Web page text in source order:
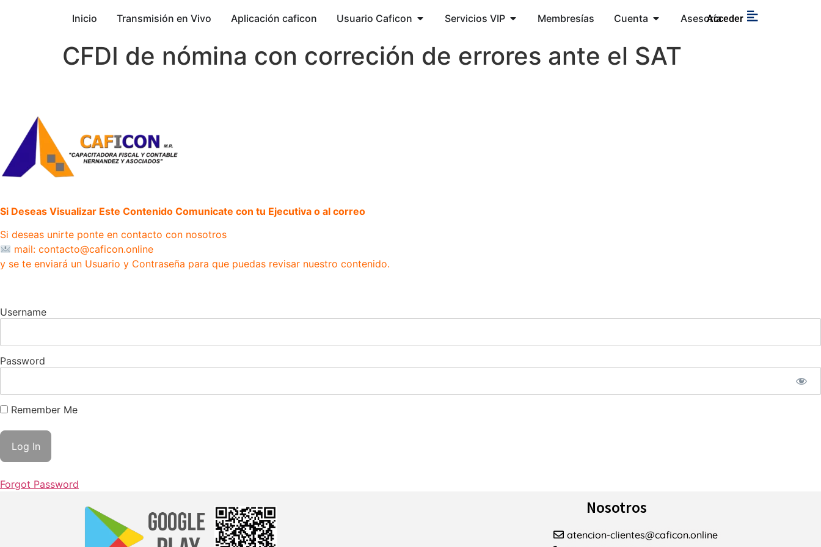
Inicio Transmisión en Vivo Aplicación caficon Usuario Caficon Servicios VIP Membresías Cuenta AsesoríaAcceder
CFDI de nómina con correción de errores ante el SAT
Si Deseas Visualizar Este Contenido Comunicate con tu Ejecutiva o al correo
Si deseas unirte ponte en contacto con nosotros
mail: contacto@caficon.online
y se te enviará un Usuario y Contraseña para que puedas revisar nuestro contenido.
Username
Password
Remember Me
Forgot Password
Nosotros
atencion-clientes@caficon.online